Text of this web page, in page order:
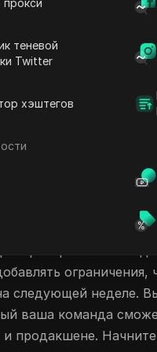
теневой
Twitter
хэштегов
Такая тенденция
снова. Настоящая
обработка токенов,
скопы, смещение
даёт
сбоя: как читать
от инцидентов
следующей неделе.
ваша команда
продакшене.